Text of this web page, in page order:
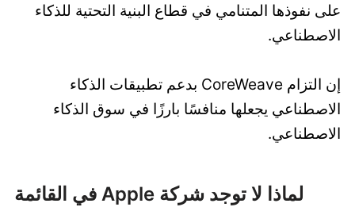
على نفوذها المتنامي في قطاع البنية التحتية للذكاء
الاصطناعي.
إن التزام CoreWeave بدعم تطبيقات الذكاء
الاصطناعي يجعلها منافسًا بارزًا في سوق الذكاء
الاصطناعي.
لماذا لا توجد شركة Apple في القائمة